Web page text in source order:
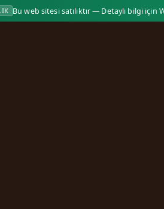
Bu web sitesi satılıktır — Detaylı bilgi için